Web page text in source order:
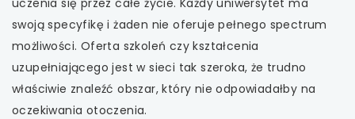
uczenia się przez całe życie. Każdy uniwersytet ma
swoją specyfikę i żaden nie oferuje pełnego spectrum
możliwości. Oferta szkoleń czy kształcenia
uzupełniającego jest w sieci tak szeroka, że trudno
właściwie znaleźć obszar, który nie odpowiadałby na
oczekiwania otoczenia.